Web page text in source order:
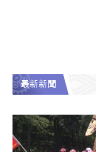
最新新聞